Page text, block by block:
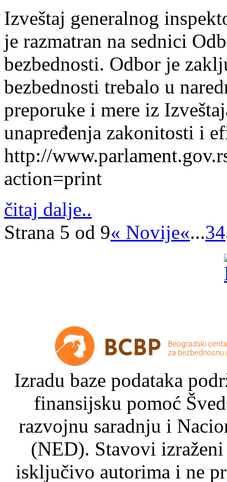
Izveštaj generalnog
je razmatran na sednici
bezbednosti. Odbor je
bezbednosti trebalo u
preporuke i mere iz
unapređenja zakonitosti i
http://
action=print
čitaj dalje..
Strana 5 od 9« Novije«...34
Izradu baze podataka
finansijsku pomoć
razvojnu saradnju i
(NED). Stavovi
isključivo autorima i ne